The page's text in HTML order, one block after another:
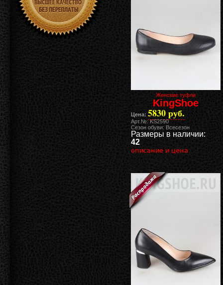
Женские туфли
KingShoe
Цена: 5830 руб.
Арт.№: KS2590
Сезон обуви: Всесезон
Размеры в наличии:
42
описание и цена